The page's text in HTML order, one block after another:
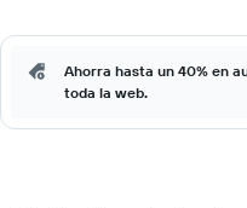
Ahorra hasta un 40% en
toda la web.